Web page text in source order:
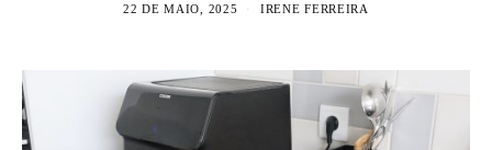
22 DE MAIO, 2025 IRENE FERREIRA